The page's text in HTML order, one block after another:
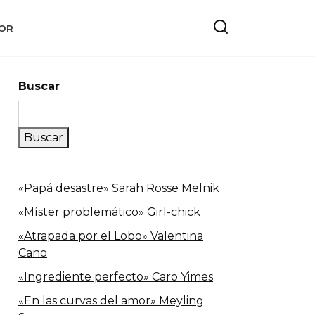
Buscar
Buscar
«Papá desastre» Sarah Rosse Melnik
«Míster problemático» Girl-chick
«Atrapada por el Lobo» Valentina
Cano
«Ingrediente perfecto» Caro Yimes
«En las curvas del amor» Meyling